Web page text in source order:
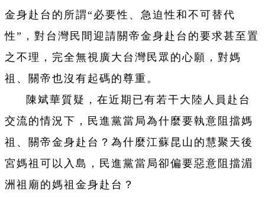
金身赴台的所謂“必要性、急迫性和不可替代
性”，對台灣民間迎請關帝金身赴台的要求甚至置
之不理，完全無視廣大台灣民眾的心願，對媽
祖、關帝也沒有起碼的尊重。
陳斌華質疑，在近期已有若干大陸人員赴台
交流的情況下，民進黨當局為什麼要執意阻擋媽
祖、關帝金身赴台？為什麼江蘇昆山的慧聚天後
宮媽祖可以入島，民進黨當局卻偏要惡意阻擋湄
洲祖廟的媽祖金身赴台？